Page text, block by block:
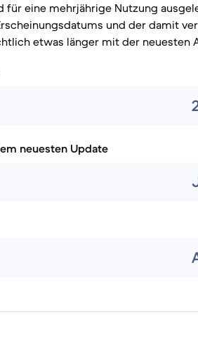
für eine mehrjährige Nutzung
und der damit
etwas länger mit der neuesten
neuesten Update